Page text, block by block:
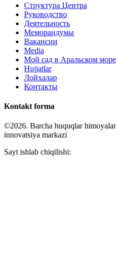
Структура Центра
Руководство
Деятельность
Меморандумы
Вакансии
Media
Мой сад в Аральском море
Hujjatlar
Лойхалар
Контакты
Kontakt forma
©2026. Barcha huquqlar
innovatsiya markazi
Sayt ishlab chiqilishi: